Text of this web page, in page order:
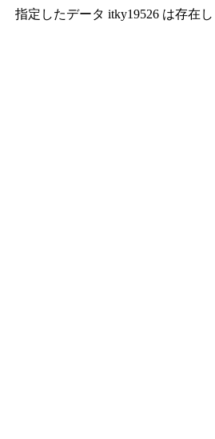
指定したデータ itky19526 は存在